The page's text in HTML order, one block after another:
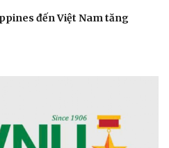
đến Việt Nam tăng